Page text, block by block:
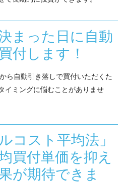
まった日に自動
付します！
ら自動引き落しで買付いただくた
イミングに悩むことがありませ
ルコスト平均法」
買付単価を抑え
が期待できま